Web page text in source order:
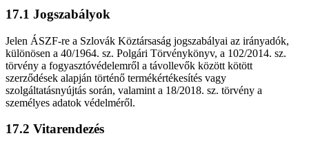
17.1 Jogszabályok
Jelen ÁSZF-re a Szlovák Köztársaság jogszabályai az irányadók,
különösen a 40/1964. sz. Polgári Törvénykönyv, a 102/2014. sz.
törvény a fogyasztóvédelemről a távollevők között kötött
szerződések alapján történő termékértékesítés vagy
szolgáltatásnyújtás során, valamint a 18/2018. sz. törvény a
személyes adatok védelméről.
17.2 Vitarendezés